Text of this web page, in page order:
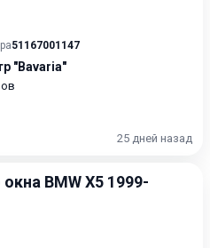
51167001147
"Bavaria"
25 дней назад
BMW X5 1999-